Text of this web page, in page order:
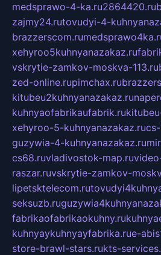
medsprawo-4-ka.ru2864420.ru
zajmy24.rutovudyi-4-
brazzerscom.ru
xehyroo5kuhnyanazakaz.ru
vskrytie-zamkov-moskva-113.ru
zed-online.rupimchax.ru
kitubeu2kuhnyanazakaz.ru
kuhnyaofabrikaufabrik.ru
xehyroo-5-kuhnyanazakaz.ru
guzywia-4-kuhnyanazakaz.ru
cs68.ruvladivostok-map.ru
raszar.ruvskrytie-zamkov-
lipetsktelecom.ru
seksuzb.ru
fabrikaofabrikaokuhny.ru
kuhnyaykuhnyayfabrika.rue-
store-brawl-stars.rukts-